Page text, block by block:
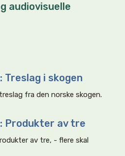
audiovisuelle
Treslag i skogen
fra den norske skogen.
Produkter av tre
av tre, - flere skal